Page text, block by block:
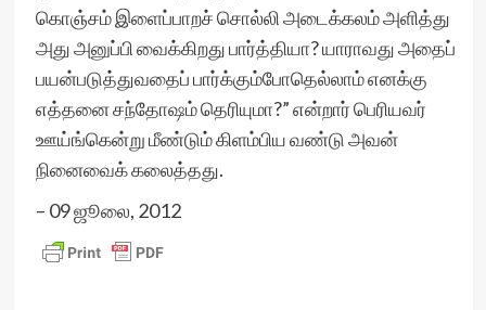
கொஞ்சம் இளைப்பாறச் சொல்லி அடைக்கலம் அளித்து
அது அனுப்பி வைக்கிறது பார்த்தியா? யாராவது அதைப்
பயன்படுத்துவதைப் பார்க்கும்போதெல்லாம் எனக்கு
எத்தனை சந்தோஷம் தெரியுமா?” என்றார் பெரியவர்
ஊய்ங்கென்று மீண்டும் கிளம்பிய வண்டு அவன்
நினைவைக் கலைத்தது.
– 09 ஜூலை, 2012